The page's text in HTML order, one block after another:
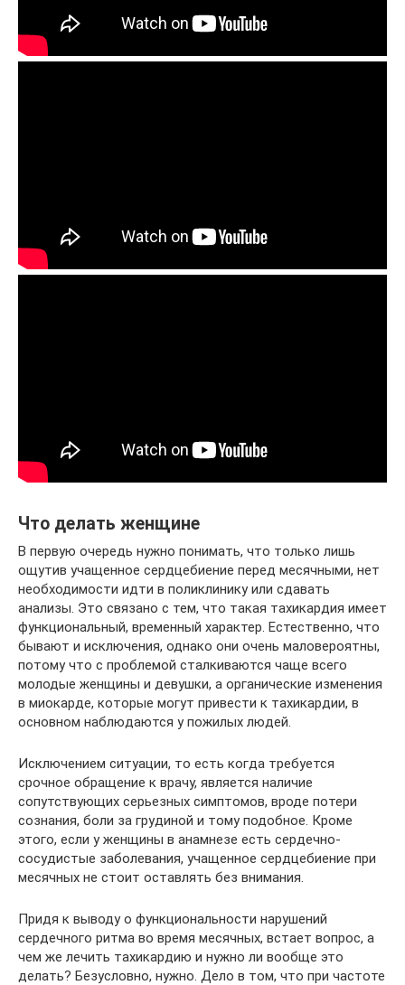
Что делать женщине
В первую очередь нужно понимать, что только лишь
ощутив учащенное сердцебиение перед месячными, нет
необходимости идти в поликлинику или сдавать
анализы. Это связано с тем, что такая тахикардия имеет
функциональный, временный характер. Естественно, что
бывают и исключения, однако они очень маловероятны,
потому что с проблемой сталкиваются чаще всего
молодые женщины и девушки, а органические изменения
в миокарде, которые могут привести к тахикардии, в
основном наблюдаются у пожилых людей.
Исключением ситуации, то есть когда требуется
срочное обращение к врачу, является наличие
сопутствующих серьезных симптомов, вроде потери
сознания, боли за грудиной и тому подобное. Кроме
этого, если у женщины в анамнезе есть сердечно-
сосудистые заболевания, учащенное сердцебиение при
месячных не стоит оставлять без внимания.
Придя к выводу о функциональности нарушений
сердечного ритма во время месячных, встает вопрос, а
чем же лечить тахикардию и нужно ли вообще это
делать? Безусловно, нужно. Дело в том, что при частоте